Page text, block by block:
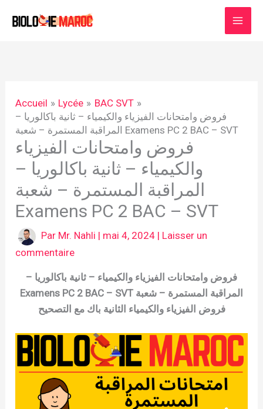
Accueil Lycée
BAC SVT
فروض وامتحانات الفيزياء والكيمياء – ثانية باكالوريا –
المراقبة المستمرة – شعبة Examens PC 2 BAC – SVT
فروض وامتحانات الفيزياء
والكيمياء – ثانية باكالوريا –
المراقبة المستمرة – شعبة
Examens PC 2 BAC – SVT
Par Mr. Nahli | mai 4, 2024 | Laisser un
commentaire
فروض وامتحانات الفيزياء والكيمياء – ثانية باكالوريا –
المراقبة المستمرة – شعبة Examens PC 2 BAC – SVT
فروض الفيزياء والكيمياء الثانية باك مع التصحيح